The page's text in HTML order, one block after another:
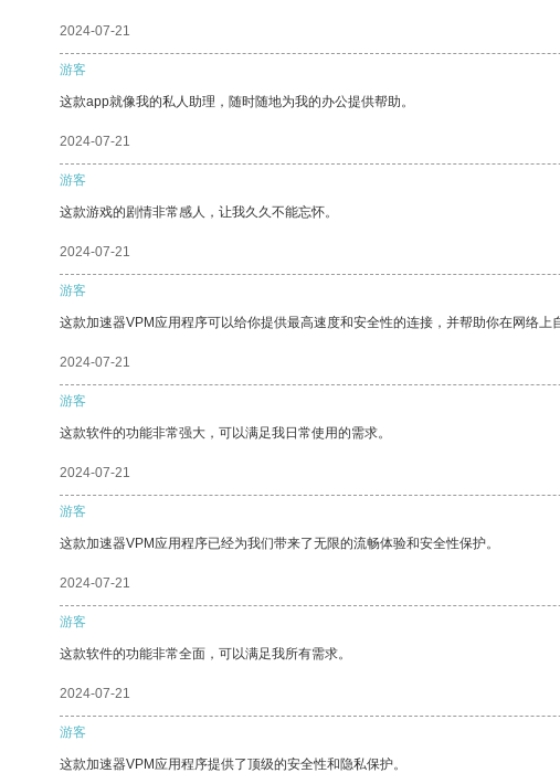
2024-07-21
游客
这款app就像我的私人助理，随时随地为我的办公提供帮助。
2024-07-21
游客
这款游戏的剧情非常感人，让我久久不能忘怀。
2024-07-21
游客
这款加速器VPM应用程序可以给你提供最高速度和安全性的连接，并帮助你在网络上
2024-07-21
游客
这款软件的功能非常强大，可以满足我日常使用的需求。
2024-07-21
游客
这款加速器VPM应用程序已经为我们带来了无限的流畅体验和安全性保护。
2024-07-21
游客
这款软件的功能非常全面，可以满足我所有需求。
2024-07-21
游客
这款加速器VPM应用程序提供了顶级的安全性和隐私保护。